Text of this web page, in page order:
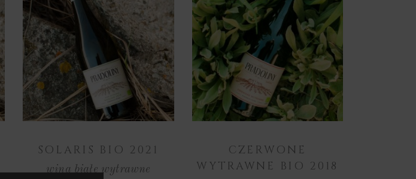
ZOBACZ
PRODUKT
SOLARIS BIO 2021
wina białe wytrawne
ZOBACZ
PRODUKT
CZERWONE
WYTRAWNE BIO 2018